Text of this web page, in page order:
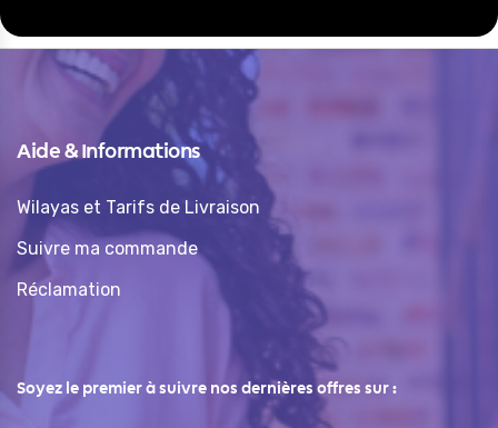
Aide & Informations
Wilayas et Tarifs de Livraison
Suivre ma commande
Réclamation
Soyez le premier à suivre nos dernières offres sur :